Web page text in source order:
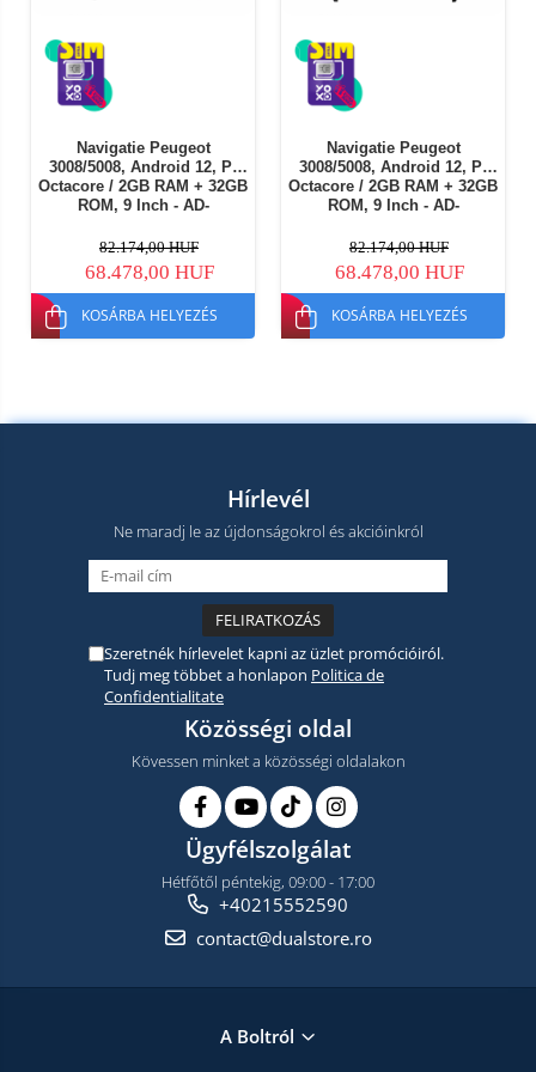
Navigatie Peugeot
3008/5008, Android 12, P-
Octacore / 2GB RAM + 32GB
ROM, 9 Inch - AD-
82.174,00 HUF
68.478,00 HUF
KOSÁRBA HELYEZÉS
Navigatie Peugeot
3008/5008, Android 12, P-
Octacore / 2GB RAM + 32GB
ROM, 9 Inch - AD-
82.174,00 HUF
68.478,00 HUF
KOSÁRBA HELYEZÉS
Hírlevél
Ne maradj le az újdonságokrol és akcióinkról
Szeretnék hírlevelet kapni az üzlet promócióiról.
Tudj meg többet a honlapon Politica de
Confidentialitate
Közösségi oldal
Kövessen minket a közösségi oldalakon
Ügyfélszolgálat
Hétfőtől péntekig, 09:00 - 17:00
+40215552590
contact@dualstore.ro
A Boltról